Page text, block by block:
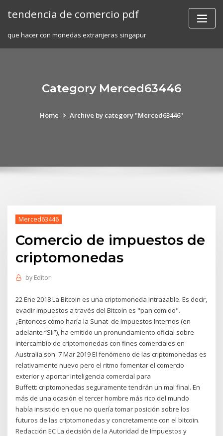
tendencia de comercio pdf
que hacer con monedas extranjeras singapur
Category Merced63446
Home Archive by category "Merced63446"
Merced63446
Comercio de impuestos de
criptomonedas
by Editor
22 Ene 2018 La Bitcoin es una criptomoneda intrazable. Es decir,
evadir impuestos a través del Bitcoin es "pan comido".
¿Entonces cómo haría la Sunat de Impuestos Internos (en
adelante “SII”), ha emitido un pronunciamiento oficial sobre
intercambio de criptomonedas con fines comerciales en
Australia son 7 Mar 2019 El fenómeno de las criptomonedas es
relativamente nuevo pero el ritmo fomentar el comercio
exterior y aportar inteligencia comercial para
Buffett: criptomonedas seguramente tendrán un mal final. En
más de una ocasión el tercer hombre más rico del mundo
había insistido en que no quería tomar posición sobre los
futuros de las criptomonedas y concretamente con el bitcoin.
Redacción EC La decisión de la Autoridad de Impuestos y